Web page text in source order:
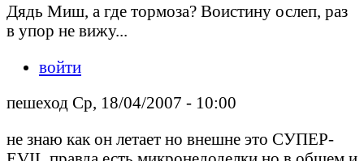
Дядь Миш, а где тормоза? Воистину ослеп, раз
в упор не вижу...
войти
пешеход Ср, 18/04/2007 - 10:00
не знаю как он летает но внешне это СУПЕР-